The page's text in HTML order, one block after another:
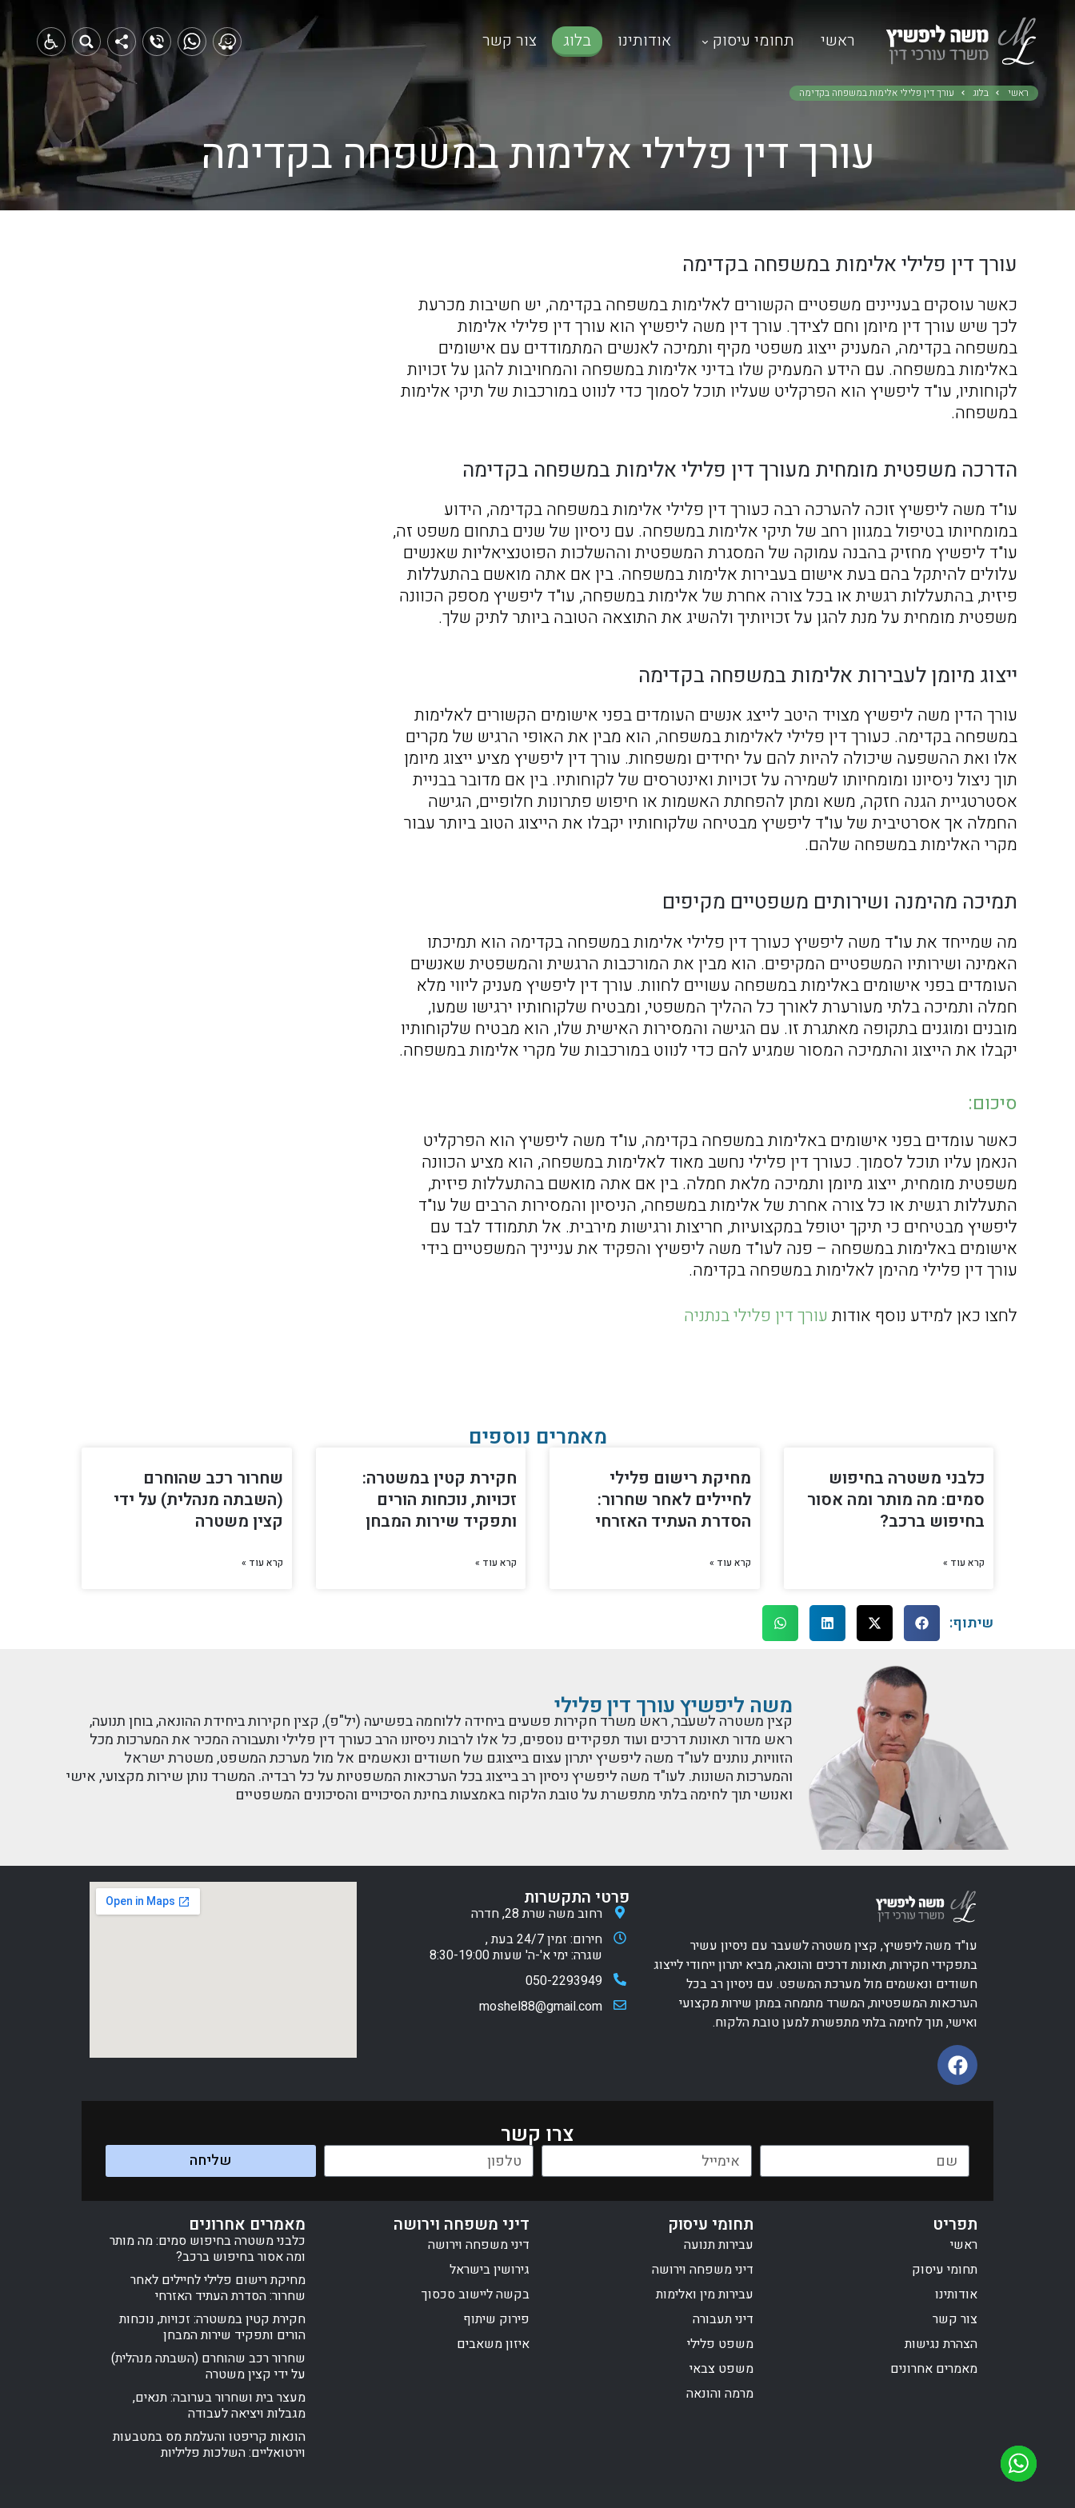
ראשי תחומי עיסוק אודותינו בלוג צור קשר
ראשי בלוג עורך דין פלילי אלימות במשפחה בקדימה
עורך דין פלילי אלימות במשפחה בקדימה
עורך דין פלילי אלימות במשפחה בקדימה
כאשר עוסקים בעניינים משפטיים הקשורים לאלימות במשפחה בקדימה, יש חשיבות מכרעת
לכך שיש עורך דין מיומן וחם לצידך. עורך דין משה ליפשיץ הוא עורך דין פלילי אלימות
במשפחה בקדימה, המעניק ייצוג משפטי מקיף ותמיכה לאנשים המתמודדים עם אישומים
באלימות במשפחה. עם הידע המעמיק שלו בדיני אלימות במשפחה והמחויבות להגן על זכויות
לקוחותיו, עו"ד ליפשיץ הוא הפרקליט שעליו תוכל לסמוך כדי לנווט במורכבות של תיקי אלימות
במשפחה.
הדרכה משפטית מומחית מעורך דין פלילי אלימות במשפחה בקדימה
עו"ד משה ליפשיץ זוכה להערכה רבה כעורך דין פלילי אלימות במשפחה בקדימה, הידוע
במומחיותו בטיפול במגוון רחב של תיקי אלימות במשפחה. עם ניסיון של שנים בתחום משפט זה,
עו"ד ליפשיץ מחזיק בהבנה עמוקה של המסגרת המשפטית וההשלכות הפוטנציאליות שאנשים
עלולים להיתקל בהם בעת אישום בעבירות אלימות במשפחה. בין אם אתה מואשם בהתעללות
פיזית, בהתעללות רגשית או בכל צורה אחרת של אלימות במשפחה, עו"ד ליפשיץ מספק הכוונה
משפטית מומחית על מנת להגן על זכויותיך ולהשיג את התוצאה הטובה ביותר לתיק שלך.
ייצוג מיומן לעבירות אלימות במשפחה בקדימה
עורך הדין משה ליפשיץ מצויד היטב לייצג אנשים העומדים בפני אישומים הקשורים לאלימות
במשפחה בקדימה. כעורך דין פלילי לאלימות במשפחה, הוא מבין את האופי הרגיש של מקרים
אלו ואת ההשפעה שיכולה להיות להם על יחידים ומשפחות. עורך דין ליפשיץ מציע ייצוג מיומן
תוך ניצול ניסיונו ומומחיותו לשמירה על זכויות ואינטרסים של לקוחותיו. בין אם מדובר בבניית
אסטרטגיית הגנה חזקה, משא ומתן להפחתת האשמות או חיפוש פתרונות חלופיים, הגישה
החמלה אך אסרטיבית של עו"ד ליפשיץ מבטיחה שלקוחותיו יקבלו את הייצוג הטוב ביותר עבור
מקרי האלימות במשפחה שלהם.
תמיכה מהימנה ושירותים משפטיים מקיפים
מה שמייחד את עו"ד משה ליפשיץ כעורך דין פלילי אלימות במשפחה בקדימה הוא תמיכתו
האמינה ושירותיו המשפטיים המקיפים. הוא מבין את המורכבות הרגשית והמשפטית שאנשים
העומדים בפני אישומים באלימות במשפחה עשויים לחוות. עורך דין ליפשיץ מעניק ליווי מלא
חמלה ותמיכה בלתי מעורערת לאורך כל ההליך המשפטי, ומבטיח שלקוחותיו ירגישו שמעו,
מובנים ומוגנים בתקופה מאתגרת זו. עם הגישה והמסירות האישית שלו, הוא מבטיח שלקוחותיו
יקבלו את הייצוג והתמיכה המסור שמגיע להם כדי לנווט במורכבות של מקרי אלימות במשפחה.
סיכום:
כאשר עומדים בפני אישומים באלימות במשפחה בקדימה, עו"ד משה ליפשיץ הוא הפרקליט
הנאמן עליו תוכל לסמוך. כעורך דין פלילי נחשב מאוד לאלימות במשפחה, הוא מציע הכוונה
משפטית מומחית, ייצוג מיומן ותמיכה מלאת חמלה. בין אם אתה מואשם בהתעללות פיזית,
התעללות רגשית או כל צורה אחרת של אלימות במשפחה, הניסיון והמסירות הרבים של עו"ד
ליפשיץ מבטיחים כי תיקך יטופל במקצועיות, חריצות ורגישות מירבית. אל תתמודד לבד עם
אישומים באלימות במשפחה – פנה לעו"ד משה ליפשיץ והפקיד את ענייניך המשפטיים בידי
עורך דין פלילי מהימן לאלימות במשפחה בקדימה.
לחצו כאן למידע נוסף אודות עורך דין פלילי בנתניה
מאמרים נוספים
כלבני משטרה בחיפוש
סמים: מה מותר ומה אסור
בחיפוש ברכב?
קרא עוד »
מחיקת רישום פלילי
לחיילים לאחר שחרור:
הסדרת העתיד האזרחי
קרא עוד »
חקירת קטין במשטרה:
זכויות, נוכחות הורים
ותפקיד שירות המבחן
קרא עוד »
שחרור רכב שהוחרם
(השבתה מנהלית) על ידי
קצין משטרה
קרא עוד »
שיתוף:
משה ליפשיץ עורך דין פלילי
קצין משטרה לשעבר, ראש משרד חקירות פשעים ביחידה ללוחמה בפשיעה (יל"פ), קצין חקירות ביחידת ההונאה, בוחן תנועה,
ראש מדור תאונות דרכים ועוד תפקידים נוספים, כל אלו לרבות ניסיונו הרב כעורך דין פלילי ותעבורה המכיר את המערכות מכל
הזוויות, נותנים לעו"ד משה ליפשיץ יתרון עצום בייצוגם של חשודים ונאשמים אל מול מערכת המשפט, משטרת ישראל
והמערכות השונות. לעו"ד משה ליפשיץ ניסיון רב בייצוג בכל הערכאות המשפטיות על כל רבדיה. המשרד נותן שירות מקצועי, אישי
ואנושי תוך לחימה בלתי מתפשרת על טובת הלקוח באמצעות בחינת הסיכויים והסיכונים המשפטיים
עו"ד משה ליפשיץ, קצין משטרה לשעבר עם ניסיון עשיר
בתפקידי חקירות, תאונות דרכים והונאה, מביא יתרון ייחודי לייצוג
חשודים ונאשמים מול מערכת המשפט. עם ניסיון רב בכל
הערכאות המשפטיות, המשרד מתמחה במתן שירות מקצועי
ואישי, תוך לחימה בלתי מתפשרת למען טובת הלקוח.
פרטי התקשרות
רחוב משה שרת 28, חדרה
חירום: זמין 24/7 בעת ,
שגרה: ימי א'-ה' שעות 8:30-19:00
050-2293949
moshel88@gmail.com
צרו קשר
שליחה
תפריט
ראשי
תחומי עיסוק
אודותינו
צור קשר
הצהרת נגישות
מאמרים אחרונים
תחומי עיסוק
עבירות תנועה
דיני משפחה וירושה
עבירות מין ואלימות
דיני תעבורה
משפט פלילי
משפט צבאי
מרמה והונאה
דיני משפחה וירושה
דיני משפחה וירושה
גירושין בישראל
בקשה ליישוב סכסוך
פירוק שיתוף
איזון משאבים
מאמרים אחרונים
כלבני משטרה בחיפוש סמים: מה מותר
ומה אסור בחיפוש ברכב?
מחיקת רישום פלילי לחיילים לאחר
שחרור: הסדרת העתיד האזרחי
חקירת קטין במשטרה: זכויות, נוכחות
הורים ותפקיד שירות המבחן
שחרור רכב שהוחרם (השבתה מנהלית)
על ידי קצין משטרה
מעצר בית ושחרור בערובה: תנאים,
מגבלות ויציאה לעבודה
הונאות קריפטו והעלמת מס במטבעות
וירטואליים: השלכות פליליות